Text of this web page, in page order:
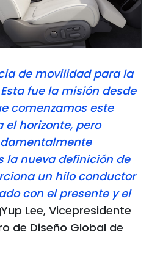
de movilidad para la
fue la misión desde
comenzamos este
horizonte, pero
la nueva definición de
un hilo conductor
con el presente y el
Lee, Vicepresidente
de Diseño Global de